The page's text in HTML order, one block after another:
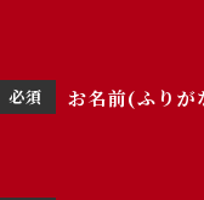
お名前(ふりが